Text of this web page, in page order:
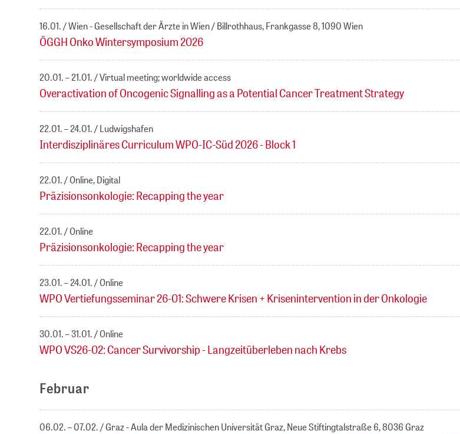
16.01. Wien - Gesellschaft der Ärzte in Wien / Billrothhaus, Frankgasse 8, 1090 Wien
ÖGGH Onko Wintersymposium 2026
20.01. – 21.01. Virtual meeting; worldwide access
Overactivation of Oncogenic Signalling as a Potential Cancer Treatment Strategy
22.01. – 24.01. Ludwigshafen
Interdisziplinäres Curriculum WPO-IC-Süd 2026 - Block 1
22.01. Online, Digital
Präzisionsonkologie: Recapping the year
22.01. Online
Präzisionsonkologie: Recapping the year
23.01. – 24.01. Online
WPO Vertiefungsseminar 26-01: Schwere Krisen + Krisenintervention in der Onkologie
30.01. – 31.01. Online
WPO VS26-02: Cancer Survivorship - Langzeitüberleben nach Krebs
Februar
06.02. – 07.02. Graz - Aula der Medizinischen Universität Graz, Neue Stiftingtalstraße 6, 8036 Graz